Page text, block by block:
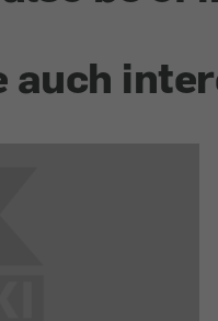
auch